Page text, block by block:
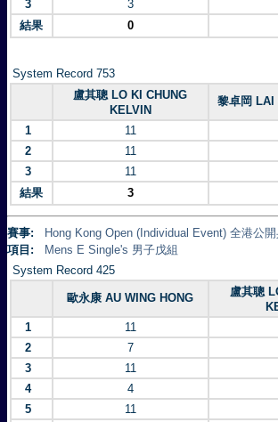
3 3
結果
0
System Record 753
盧其聰 LO KI CHUNG
KELVIN
黎卓岡 LAI
1 11
2
11
3
11
結果
3
賽事:
Hong Kong Open (Individual Event) 全港公
項目:
Mens E Single's 男子戊組
System Record 425
歐永康 AU WING HONG
盧其聰
1
11
2
7
3
11
4
4
5
11